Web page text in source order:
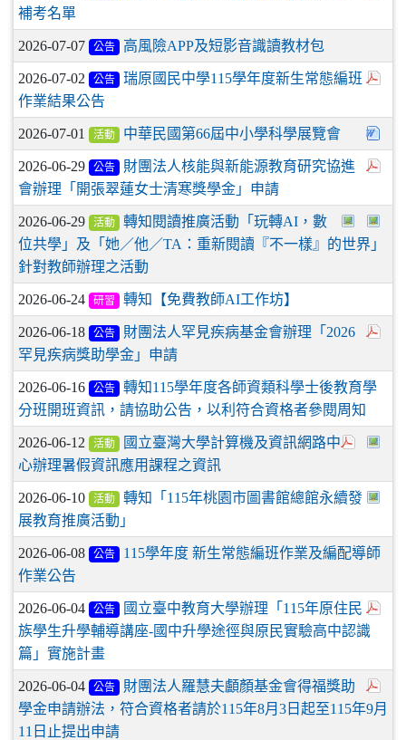
補考名單
2026-07-07 公告 高風險APP及短影音識讀教材包
2026-07-02 公告
瑞原國民中學115學年度新生常態編班
作業結果公告
2026-07-01 活動 中華民國第66屆中小學科學展覽會
2026-06-29 公告
財團法人核能與新能源教育研究協進
會辦理「開張翠蓮女士清寒獎學金」申請
2026-06-29 活動
轉知閱讀推廣活動「玩轉AI，數
位共學」及「她／他／TA：重新閱讀『不一樣』的世界」
針對教師辦理之活動
2026-06-24 研習 轉知【免費教師AI工作坊】
2026-06-18 公告
財團法人罕見疾病基金會辦理「2026
罕見疾病獎助學金」申請
2026-06-16 公告
轉知115學年度各師資類科學士後教育學
分班開班資訊，請協助公告，以利符合資格者參閱周知
2026-06-12 活動
國立臺灣大學計算機及資訊網路中
心辦理暑假資訊應用課程之資訊
2026-06-10 活動
轉知「115年桃園市圖書館總館永續發
展教育推廣活動」
2026-06-08 公告
115學年度 新生常態編班作業及編配導師
作業公告
2026-06-04 公告
國立臺中教育大學辦理「115年原住民
族學生升學輔導講座-國中升學途徑與原民實驗高中認識
篇」實施計畫
2026-06-04 公告
財團法人羅慧夫顱顏基金會得福獎助
學金申請辦法，符合資格者請於115年8月3日起至115年9月
11日止提出申請